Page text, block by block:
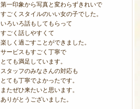
第一印象から写真と変わらずきれいで
すごくスタイルのいい女の子でした。
いろいろ話もしてもらって
すごく話しやすくて
楽しく過ごすことができました。
サービスもすごく丁寧で
とても満足しています。
スタッフのみなさんの対応も
とても丁寧でよかったです。
またぜひ来たいと思います。
ありがとうございました。